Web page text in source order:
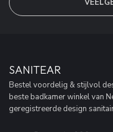
SANITEAR
Bestel voordelig & stijlvol
beste badkamer winkel van
geregistreerde design